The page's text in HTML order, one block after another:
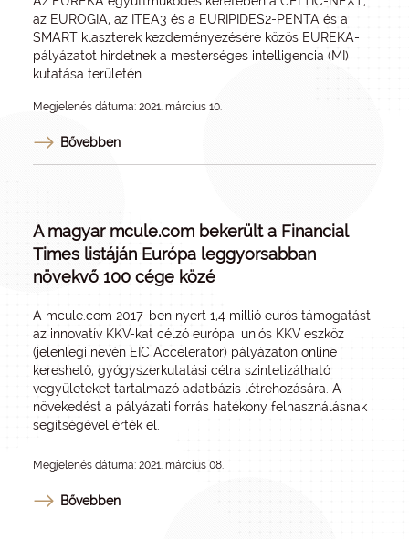
az EUROGIA, az ITEA3 és a EURIPIDES2-PENTA és a
SMART klaszterek kezdeményezésére közös EUREKA-
pályázatot hirdetnek a mesterséges intelligencia (MI)
kutatása területén.
Megjelenés dátuma: 2021. március 10.
Bővebben
A magyar mcule.com bekerült a Financial
Times listáján Európa leggyorsabban
növekvő 100 cége közé
A mcule.com 2017-ben nyert 1,4 millió eurós támogatást
az innovatív KKV-kat célzó európai uniós KKV eszköz
(jelenlegi nevén EIC Accelerator) pályázaton online
kereshető, gyógyszerkutatási célra szintetizálható
vegyületeket tartalmazó adatbázis létrehozására. A
növekedést a pályázati forrás hatékony felhasználásnak
segítségével érték el.
Megjelenés dátuma: 2021. március 08.
Bővebben